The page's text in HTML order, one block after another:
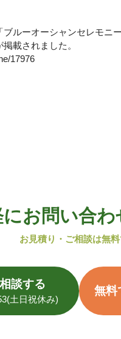
ルーオーシャンセレモニー
載されました。
17976
にお問い合
お見積り・ご相談は無
談する
土日祝休み)
無料